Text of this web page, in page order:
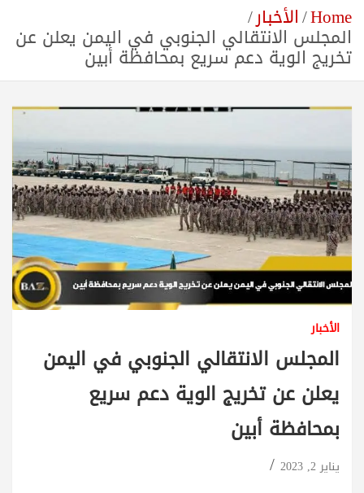
Home الأخبار
المجلس الانتقالي الجنوبي في اليمن يعلن عن
تخريج الوية دعم سريع بمحافظة أبين
الأخبار
المجلس الانتقالي الجنوبي في اليمن
يعلن عن تخريج الوية دعم سريع
بمحافظة أبين
يناير 2, 2023